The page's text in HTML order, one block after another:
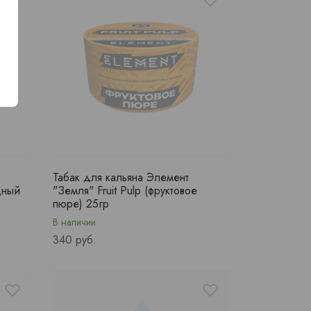
Табак для кальяна Элемент
"Земля" Fruit Pulp (фруктовое
пюре) 25гр
В наличии
Price
340 руб.